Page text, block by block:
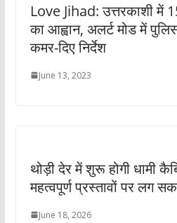
Love Jihad: उत्तरकाशी में
का आह्वान, अलर्ट मोड में
कमर-दिए निर्देश
June 13, 2023
थोड़ी देर में शुरू होगी धामी
महत्वपूर्ण प्रस्तावों पर लग
June 18, 2026